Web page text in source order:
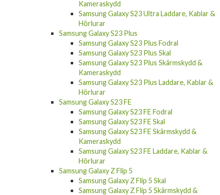
Kameraskydd
Samsung Galaxy S23 Ultra Laddare, Kablar &
Hörlurar
Samsung Galaxy S23 Plus
Samsung Galaxy S23 Plus Fodral
Samsung Galaxy S23 Plus Skal
Samsung Galaxy S23 Plus Skärmskydd &
Kameraskydd
Samsung Galaxy S23 Plus Laddare, Kablar &
Hörlurar
Samsung Galaxy S23 FE
Samsung Galaxy S23 FE Fodral
Samsung Galaxy S23 FE Skal
Samsung Galaxy S23 FE Skärmskydd &
Kameraskydd
Samsung Galaxy S23 FE Laddare, Kablar &
Hörlurar
Samsung Galaxy Z Flip 5
Samsung Galaxy Z Flip 5 Skal
Samsung Galaxy Z Flip 5 Skärmskydd &